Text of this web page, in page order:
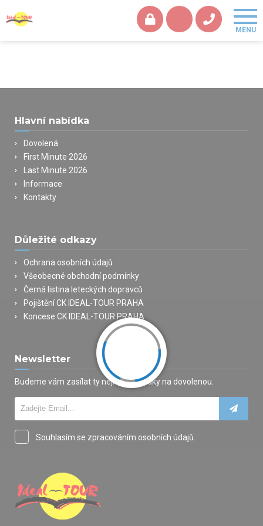
Hlavní nabídka
Dovolená
First Minute 2026
Last Minute 2026
Informace
Kontakty
Důležité odkazy
Ochrana osobních údajů
Všeobecné obchodní podmínky
Černá listina leteckých dopravců
Pojištění CK IDEAL-TOUR PRAHA
Koncese CK IDEAL-TOUR PRAHA
Newsletter
Budeme vám zasílat ty nejlepší nabídky na dovolenou.
Souhlasím se zpracováním osobních údajů.